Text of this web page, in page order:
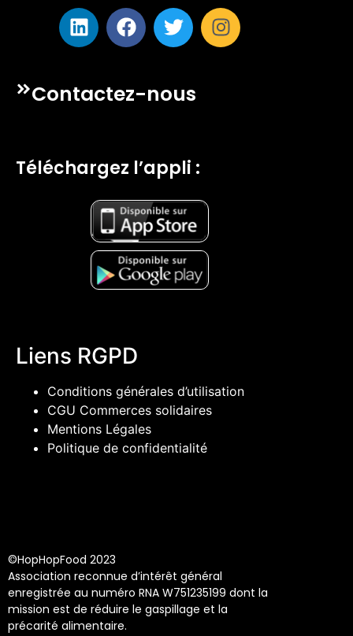
Contactez-nous
Téléchargez l’appli :
Liens RGPD
Conditions générales d’utilisation
CGU Commerces solidaires
Mentions Légales
Politique de confidentialité
©HopHopFood 2023
Association reconnue d’intérêt général
enregistrée au numéro RNA W751235199 dont la
mission est de réduire le gaspillage et la
précarité alimentaire.